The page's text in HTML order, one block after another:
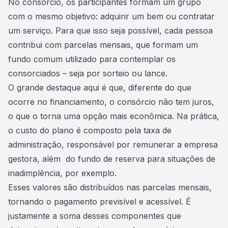
No consórcio, os participantes formam um grupo
com o mesmo objetivo: adquirir um bem ou contratar
um serviço. Para que isso seja possível, cada pessoa
contribui com parcelas mensais, que formam um
fundo comum utilizado para contemplar os
consorciados – seja por sorteio ou lance.
O grande destaque aqui é que, diferente do que
ocorre no financiamento, o consórcio não tem juros,
o que o torna uma opção mais econômica. Na prática,
o custo do plano é composto pela taxa de
administração, responsável por remunerar a empresa
gestora, além do fundo de reserva para situações de
inadimplência, por exemplo.
Esses valores são distribuídos nas parcelas mensais,
tornando o pagamento previsível e acessível. É
justamente a soma desses componentes que